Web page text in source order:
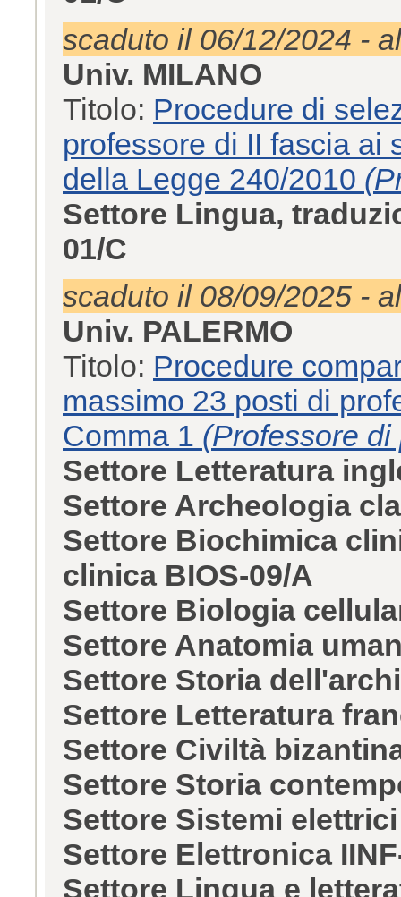
scaduto il 06/12/2024 -
Univ. MILANO
Titolo: Procedure di
professore di II fascia ai
della Legge 240/2010
Settore Lingua,
01/C
scaduto il 08/09/2025 -
Univ. PALERMO
Titolo: Procedure
massimo 23 posti di
Comma 1 (Professore
Settore Letteratura
Settore Archeologia
Settore Biochimica
clinica BIOS-09/A
Settore Biologia
Settore Anatomia
Settore Storia
Settore Letteratura
Settore Civiltà
Settore Storia
Settore Sistemi
Settore Elettronica
Settore Lingua e